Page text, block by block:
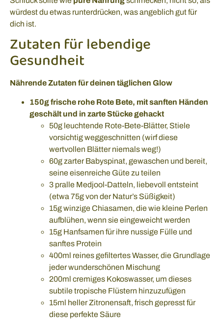
würdest du etwas runterdrücken, was angeblich gut für
dich ist.
Zutaten für lebendige
Gesundheit
Nährende Zutaten für deinen täglichen Glow
150g frische rohe Rote Bete, mit sanften Händen
geschält und in zarte Stücke gehackt
50g leuchtende Rote-Bete-Blätter, Stiele
vorsichtig weggeschnitten (wirf diese
wertvollen Blätter niemals weg!)
60g zarter Babyspinat, gewaschen und bereit,
seine eisenreiche Güte zu teilen
3 pralle Medjool-Datteln, liebevoll entsteint
(etwa 75g von der Natur’s Süßigkeit)
15g winzige Chiasamen, die wie kleine Perlen
aufblühen, wenn sie eingeweicht werden
15g Hanfsamen für ihre nussige Fülle und
sanftes Protein
400ml reines gefiltertes Wasser, die Grundlage
jeder wunderschönen Mischung
200ml cremiges Kokoswasser, um dieses
subtile tropische Flüstern hinzuzufügen
15ml heller Zitronensaft, frisch gepresst für
diese perfekte Säure